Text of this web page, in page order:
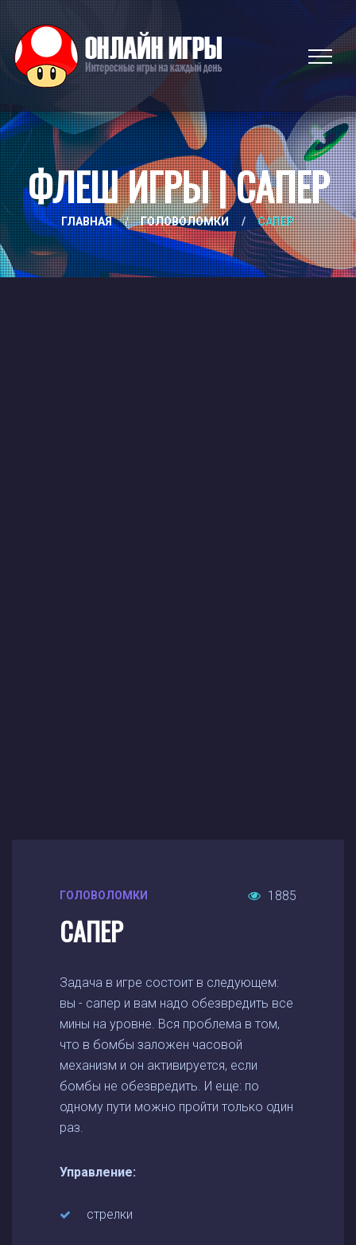
ФЛЕШ ИГРЫ | САПЕР
ГЛАВНАЯ / ГОЛОВОЛОМКИ / САПЕР
ГОЛОВОЛОМКИ 1885
САПЕР
Задача в игре состоит в следующем:
вы - сапер и вам надо обезвредить все
мины на уровне. Вся проблема в том,
что в бомбы заложен часовой
механизм и он активируется, если
бомбы не обезвредить. И еще: по
одному пути можно пройти только один
раз.
Управление:
стрелки